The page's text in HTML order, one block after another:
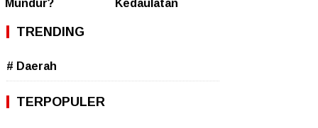
Mundur? Kedaulatan
TRENDING
# Daerah
TERPOPULER